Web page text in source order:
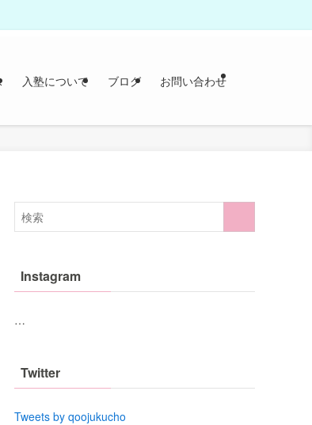
入塾について ブログ お問い合わせ
Instagram
…
Twitter
Tweets by qoojukucho